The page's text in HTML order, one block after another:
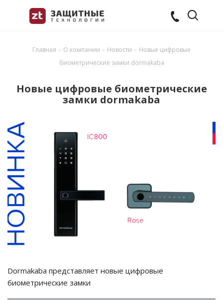
Главная - О компании - Новости - Новые цифровые
биометрические замки dormakaba
Новые цифровые биометрические
замки dormakaba
Dormakaba представляет новые цифровые
биометрические замки